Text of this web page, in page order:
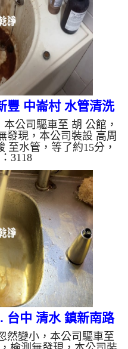
洗出來的水會跟石油一
因為裡面有銅的物質，
是藍色的...
豐 中崙村 水管清洗
公司驅車至 胡 公館，
發現，本公司裝設 高周
至水管，等了約15分，
波 模式，一洗冷水管就
中藥湯，浴缸馬上就可
水量恢復正常了。 如
生鐵鏽跟泥沙堆積，洗
水含有氧化錳，管壁上
會跟石油一樣黑，有些
銅的物質，生鏽產生銅
的水...
3118
台中 清水 鎮新南路
然變小，本公司驅車至